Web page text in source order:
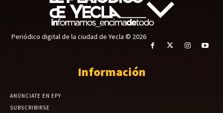
Periódico digital de la ciudad de Yecla © 2026
Información
ANÚNCIATE EN EPY
SUBSCRIBIRSE